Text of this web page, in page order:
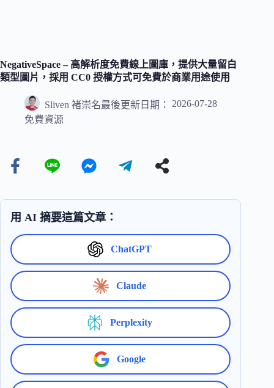
NegativeSpace – 高解析度免費線上圖庫，提供大量留白
類型圖片，採用 CC0 授權方式可免費於商業用途使用
Sliven 褚崇名最後更新日期：
2026-07-28
免費資源
用 AI 摘要這篇文章：
ChatGPT
Claude
Perplexity
Google